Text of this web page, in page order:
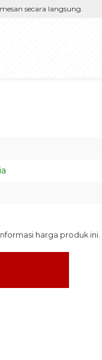
secara langsung.
harga produk ini.